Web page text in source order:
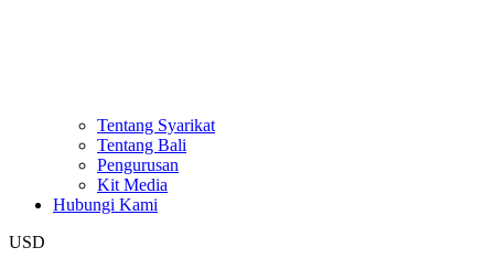
Tentang Syarikat
Tentang Bali
Pengurusan
Kit Media
Hubungi Kami
USD